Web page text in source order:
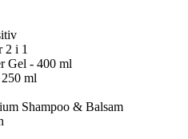
2 i 1
Gel - 400 ml
ml
Shampoo & Balsam